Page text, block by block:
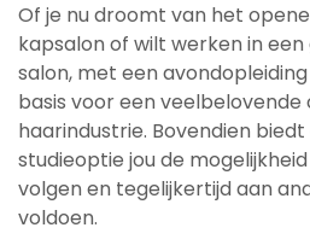
Of je nu droomt van het
kapsalon of wilt werken in
salon, met een
basis voor een veelbelovende
haarindustrie. Bovendien
studieoptie jou de
volgen en tegelijkertijd aan
voldoen.